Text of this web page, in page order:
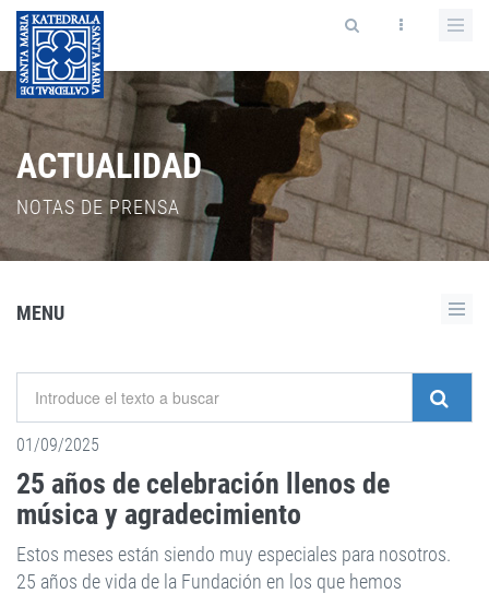
ACTUALIDAD
NOTAS DE PRENSA
MENU
01/09/2025
25 años de celebración llenos de
música y agradecimiento
Estos meses están siendo muy especiales para nosotros.
25 años de vida de la Fundación en los que hemos